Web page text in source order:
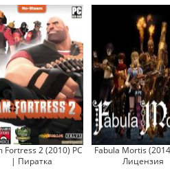
Fortress 2 (2010) PC
| Пиратка
Fabula Mortis
Лицензия